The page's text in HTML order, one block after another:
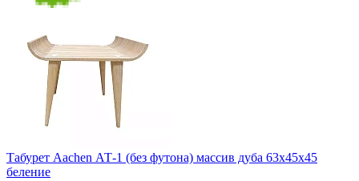
Табурет Aachen АТ-1 (без футона) массив дуба 63х45х45
беление